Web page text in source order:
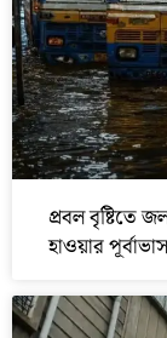
প্রবল বৃষ্টিতে
হাওয়ার পূর্বাভাস